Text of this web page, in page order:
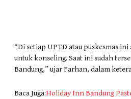
“Di setiap UPTD atau puskesmas
untuk konseling. Saat ini sudah
Bandung,” ujar Farhan, dalam
Baca Juga:Holiday Inn Bandung